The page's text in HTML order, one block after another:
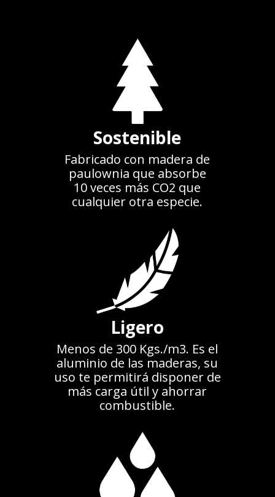
Sostenible
Fabricado con madera de
paulownia que absorbe
10 veces más CO2 que
cualquier otra especie.
Ligero
Menos de 300 Kgs./m3. Es el
aluminio de las maderas, su
uso te permitirá disponer de
más carga útil y ahorrar
combustible.